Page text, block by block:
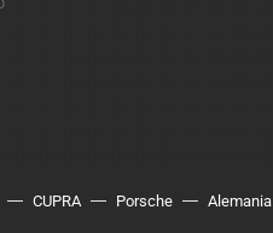
CUPRA Porsche Alemania